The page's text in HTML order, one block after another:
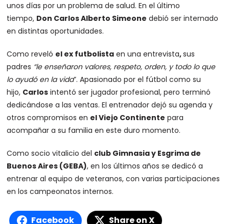
unos días por un problema de salud. En el último
tiempo, Don Carlos Alberto Simeone debió ser internado
en distintas oportunidades.
Como reveló el ex futbolista en una entrevista,sus
padres “le enseñaron valores, respeto, orden, y todo lo que
lo ayudó en la vida”. Apasionado por el fútbol como su
hijo, Carlos intentó ser jugador profesional, pero terminó
dedicándose a las ventas. El entrenador dejó su agenda y
otros compromisos en el Viejo Continente para
acompañar a su familia en este duro momento.
Como socio vitalicio del club Gimnasia y Esgrima de
Buenos Aires (GEBA), en los últimos años se dedicó a
entrenar al equipo de veteranos, con varias participaciones
en los campeonatos internos.
Facebook Share on X